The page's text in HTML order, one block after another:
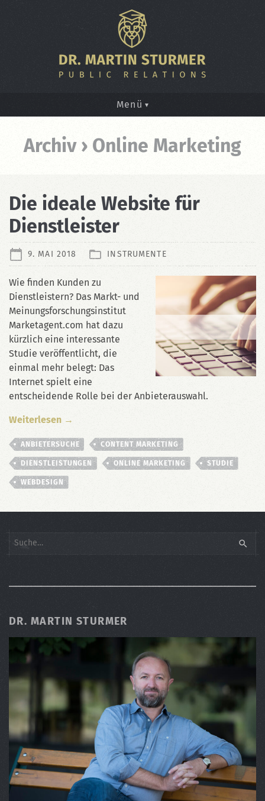
Menü
Archiv › Online Marketing
Die ideale Website für
Dienstleister
9. MAI 2018 INSTRUMENTE
Wie finden Kunden zu
Dienstleistern? Das Markt- und
Meinungsforschungsinstitut
Marketagent.com hat dazu
kürzlich eine interessante
Studie veröffentlicht, die
einmal mehr belegt: Das
Internet spielt eine
entscheidende Rolle bei der Anbieterauswahl.
Weiterlesen →
ANBIETERSUCHE CONTENT MARKETING
DIENSTLEISTUNGEN ONLINE MARKETING STUDIE
WEBDESIGN
Search
DR. MARTIN STURMER